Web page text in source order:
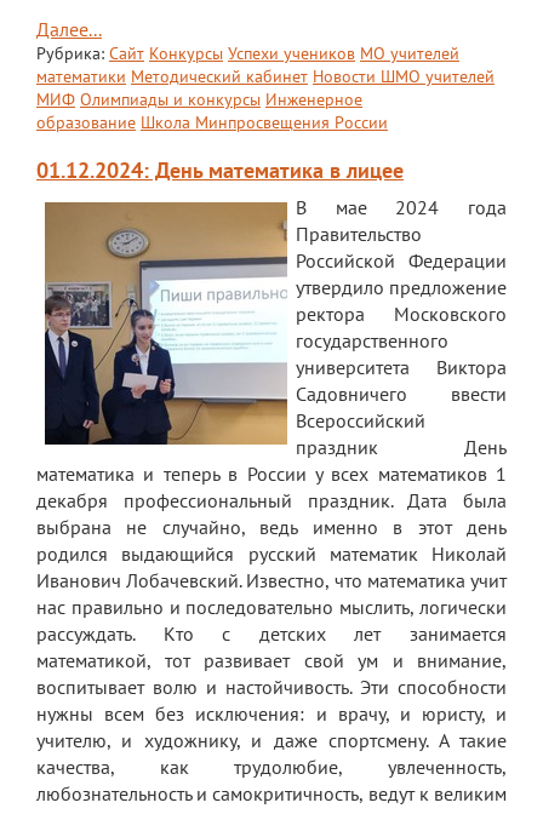
Далее...
Рубрика: Сайт Конкурсы Успехи учеников МО учителей
математики Методический кабинет Новости ШМО учителей
МИФ Олимпиады и конкурсы Инженерное
образование Школа Минпросвещения России
01.12.2024: День математика в лицее
В мае 2024 года
Правительство
Российской Федерации
утвердило предложение
ректора Московского
государственного
университета Виктора
Садовничего ввести
Всероссийский
праздник День
математика и теперь в России у всех математиков 1
декабря профессиональный праздник. Дата была
выбрана не случайно, ведь именно в этот день
родился выдающийся русский математик Николай
Иванович Лобачевский. Известно, что математика учит
нас правильно и последовательно мыслить, логически
рассуждать. Кто с детских лет занимается
математикой, тот развивает свой ум и внимание,
воспитывает волю и настойчивость. Эти способности
нужны всем без исключения: и врачу, и юристу, и
учителю, и художнику, и даже спортсмену. А такие
качества, как трудолюбие, увлеченность,
любознательность и самокритичность, ведут к великим